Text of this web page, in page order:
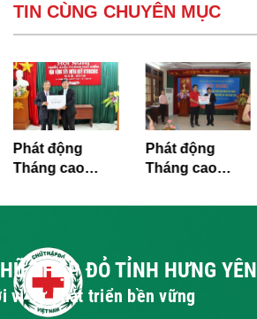
TIN CÙNG CHUYÊN MỤC
Phát động
Tháng cao
Quỹ Bảo trợ
độc da cam
2016
Phát động
Tháng cao
Quỹ Bảo trợ
2018
THẬP ĐỎ TỈNH HƯNG YÊN
vì sự phát triển bền vững